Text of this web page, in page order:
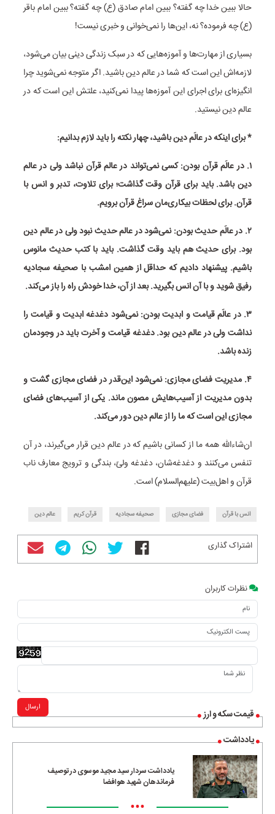
قیمت سکه و ارز
یادداشت
یادداشت سردار سید مجید موسوی در توصیف
فرماندهان شهید هوافضا
•••
حالا ببین خدا چه گفته؟ ببین امام صادق (ع) چه گفته؟ ببین امام باقر
(ع) چه فرموده؟ نه، این‌ها را نمی‌خوانی و خبری نیست!
بسیاری از مهارت‌ها و آموزه‌هایی که در سبک زندگی دینی بیان می‌شود،
لازمه‌اش این است که شما در عالم دین باشید. اگر متوجه نمی‌شوید چرا
انگیزه‌ای برای اجرای این آموزه‌ها پیدا نمی‌کنید، علتش این است که در
عالم دین نیستید.
* برای اینکه در عالَم دین باشید، چهار نکته را باید لازم بدانیم:
۱. در عالَم قرآن بودن: کسی نمی‌تواند در عالم قرآن نباشد ولی در عالم
دین باشد. باید برای قرآن وقت گذاشت؛ برای تلاوت، تدبر و انس با
قرآن. برای لحظات بیکاری‌مان سراغ قرآن برویم.
۲. در عالَم حدیث بودن: نمی‌شود در عالم حدیث نبود ولی در عالم دین
بود. برای حدیث هم باید وقت گذاشت. باید با کتب حدیث مانوس
باشیم. پیشنهاد دادیم که حداقل از همین امشب با صحیفه سجادیه
رفیق شوید و با آن انس بگیرید. بعد از آن، خدا خودش راه را باز می‌کند.
۳. در عالَم قیامت و ابدیت بودن: نمی‌شود دغدغه ابدیت و قیامت را
نداشت ولی در عالم دین بود. دغدغه قیامت و آخرت باید در وجودمان
زنده باشد.
۴. مدیریت فضای مجازی: نمی‌شود این‌قدر در فضای مجازی گشت و
بدون مدیریت از آسیب‌هایش مصون ماند. یکی از آسیب‌های فضای
مجازی این است که ما را از عالم دین دور می‌کند.
ان‌شاءالله همه ما از کسانی باشیم که در عالم دین قرار می‌گیرند، در آن
تنفس می‌کنند و دغدغه‌شان، دغدغه ولیّ، بندگی و ترویج معارف ناب
قرآن و اهل‌بیت (علیهم‌السلام) است.
انس با قرآن فضای مجازی صحیفه سجادیه قرآن کریم عالم دین
اشتراک گذاری
نظرات کاربران
ارسال